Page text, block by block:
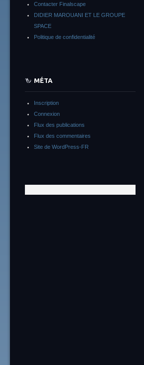
Contacter Finalscape
DIDIER MAROUANI ET LE GROUPE
SPACE
Politique de confidentialité
MÉTA
Inscription
Connexion
Flux des publications
Flux des commentaires
Site de WordPress-FR